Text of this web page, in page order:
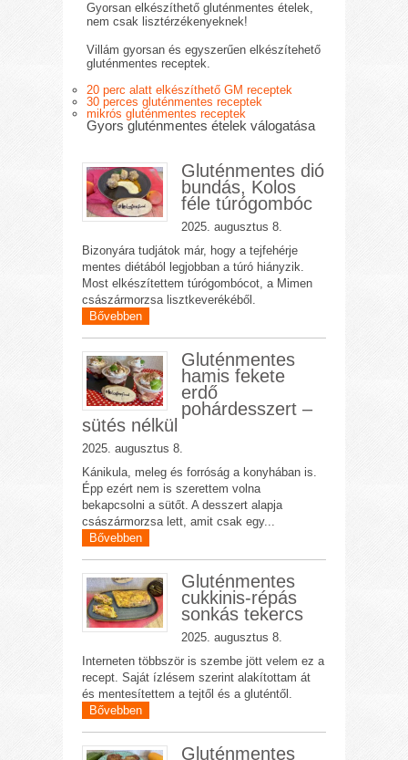
Gyorsan elkészíthető gluténmentes ételek,
nem csak lisztérzékenyeknek!
Villám gyorsan és egyszerűen elkészítehető
gluténmentes receptek.
20 perc alatt elkészíthető GM receptek
30 perces gluténmentes receptek
mikrós gluténmentes receptek
Gyors gluténmentes ételek válogatása
Gluténmentes dió
bundás, Kolos
féle túrógombóc
2025. augusztus 8.
Bizonyára tudjátok már, hogy a tejfehérje
mentes diétából legjobban a túró hiányzik.
Most elkészítettem túrógombócot, a Mimen
császármorzsa lisztkeverékéből.
Bővebben
Gluténmentes
hamis fekete
erdő
pohárdesszert –
sütés nélkül
2025. augusztus 8.
Kánikula, meleg és forróság a konyhában is.
Épp ezért nem is szerettem volna
bekapcsolni a sütőt. A desszert alapja
császármorzsa lett, amit csak egy...
Bővebben
Gluténmentes
cukkinis-répás
sonkás tekercs
2025. augusztus 8.
Interneten többször is szembe jött velem ez a
recept. Saját ízlésem szerint alakítottam át
és mentesítettem a tejtől és a gluténtől.
Bővebben
Gluténmentes